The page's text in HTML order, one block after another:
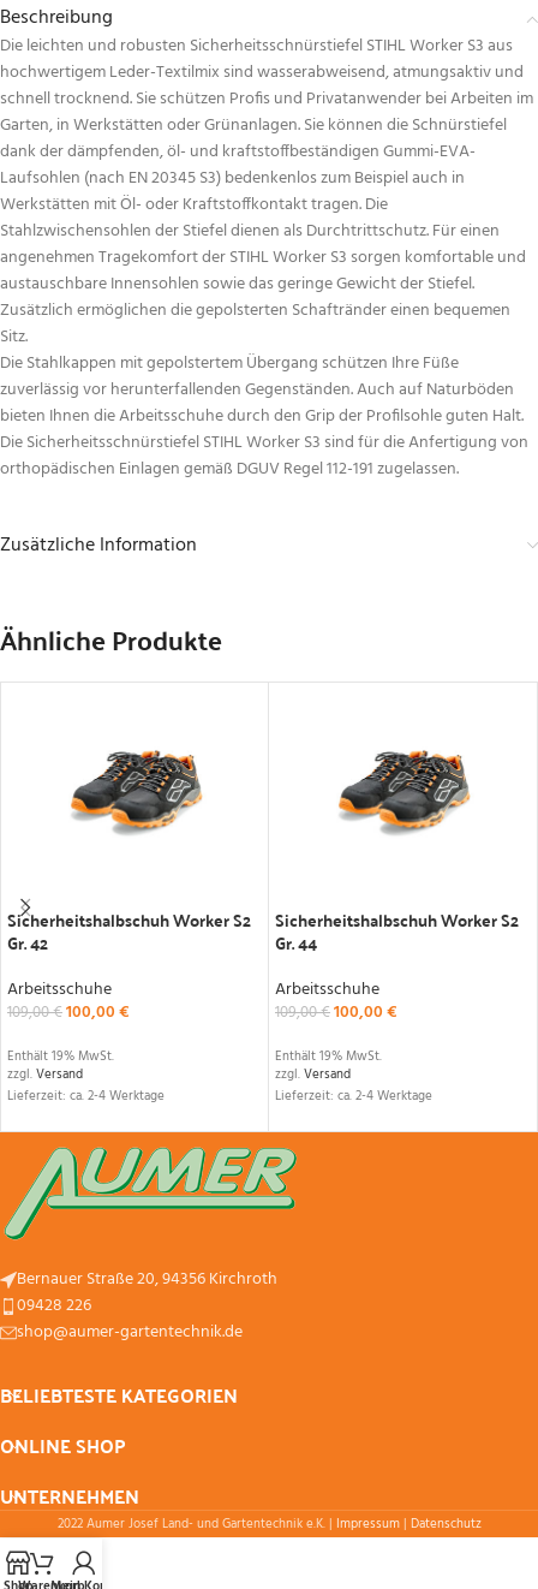
Beschreibung
Die leichten und robusten Sicherheitsschnürstiefel STIHL Worker S3 aus
hochwertigem Leder-Textilmix sind wasserabweisend, atmungsaktiv und
schnell trocknend. Sie schützen Profis und Privatanwender bei Arbeiten im
Garten, in Werkstätten oder Grünanlagen. Sie können die Schnürstiefel
dank der dämpfenden, öl- und kraftstoffbeständigen Gummi-EVA-
Laufsohlen (nach EN 20345 S3) bedenkenlos zum Beispiel auch in
Werkstätten mit Öl- oder Kraftstoffkontakt tragen. Die
Stahlzwischensohlen der Stiefel dienen als Durchtrittschutz. Für einen
angenehmen Tragekomfort der STIHL Worker S3 sorgen komfortable und
austauschbare Innensohlen sowie das geringe Gewicht der Stiefel.
Zusätzlich ermöglichen die gepolsterten Schaftränder einen bequemen
Sitz.
Die Stahlkappen mit gepolstertem Übergang schützen Ihre Füße
zuverlässig vor herunterfallenden Gegenständen. Auch auf Naturböden
bieten Ihnen die Arbeitsschuhe durch den Grip der Profilsohle guten Halt.
Die Sicherheitsschnürstiefel STIHL Worker S3 sind für die Anfertigung von
orthopädischen Einlagen gemäß DGUV Regel 112-191 zugelassen.
Zusätzliche Information
Ähnliche Produkte
Sicherheitshalbschuh Worker S2
Gr. 42
Arbeitsschuhe
109,00€100,00€
Enthält 19% MwSt.
zzgl.Versand
Lieferzeit: ca. 2-4 Werktage
Sicherheitshalbschuh Worker S2
Gr. 44
Arbeitsschuhe
109,00€100,00€
Enthält 19% MwSt.
zzgl.Versand
Lieferzeit: ca. 2-4 Werktage
Bernauer Straße 20, 94356 Kirchroth
09428 226
shop@aumer-gartentechnik.de
BELIEBTESTE KATEGORIEN
ONLINE SHOP
UNTERNEHMEN
2022 Aumer Josef Land- und Gartentechnik e.K. | Impressum| Datenschutz